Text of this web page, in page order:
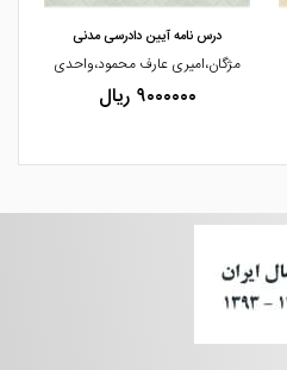
درس نامه آیین دادرسی مدنی
مژگان،امیری عارف محمود،واحدی
۹۰۰۰۰۰۰ ریال